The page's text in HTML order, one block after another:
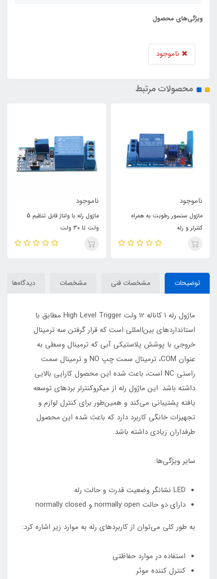
ویژگی‌های محصول
ناموجود
محصولات مرتبط
ناموجود
ماژول سنسور رطوبت به همراه
کنترلر و رله
ناموجود
ماژول رله با ولتاژ قابل تنظیم 5
ولت تا 30 ولت
توضیحات مشخصات فنی مشخصات دیدگاه‌ها
ماژول رله 1 کاناله 12 ولت High Level Trigger مطابق با
استاندارد‌های بین‌المللی است که قرار گرفتن سه ترمینال
خروجی با پوشش پلاستیکی آبی که ترمینال وسطی به
عنوان COM، ترمینال سمت چپ NO و ترمینال سمت
راستی NC است، باعث شده این محصول کارایی بالایی
داشته باشد. این ماژول رله از میکروکنترلر برد‌های توسعه
یافته پشتیبانی می‌کند و همین‌طور برای کنترل لوازم و
تجهیزات خانگی کاربرد دارد که باعث شده این محصول
طرفداران زیادی داشته باشد.
سایر ویژگی‌ها:
LED نشانگر وضعیت قدرت و حالت رله
دارای دو حالت normally open و normally closed
به طور کلی می‌توان از کاربردهای رله به موارد زیر اشاره کرد:
استفاده در موارد حفاظتی
کنترل کننده موثر